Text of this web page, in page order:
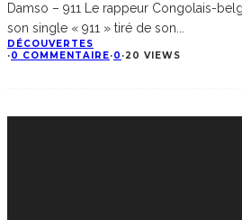
Damso – 911 Le rappeur Congolais-
son single « 911 » tiré de son
DÉCOUVERTES
·0 COMMENTAIRE·0 ·20 VIEWS